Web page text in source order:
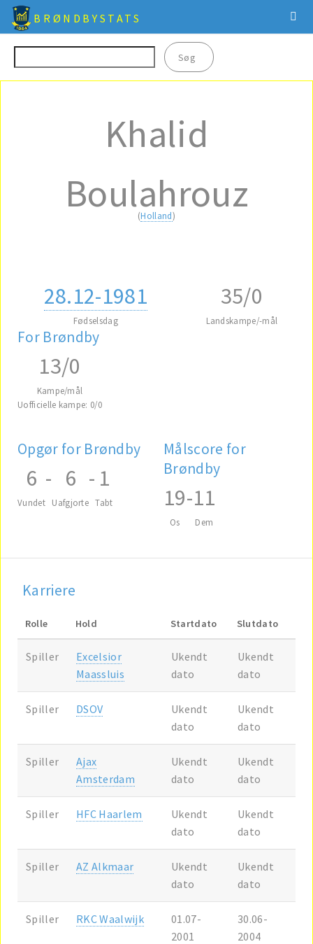
BRØNDBYSTATS
Khalid
Boulahrouz
(Holland)
28.12-1981
Fødselsdag
35/0
Landskampe/-mål
For Brøndby
13/0
Kampe/mål
Uofficielle kampe: 0/0
Opgør for Brøndby
6
Vundet
- 6
Uafgjorte
- 1
Tabt
Målscore for
Brøndby
19
Os
-11
Dem
Karriere
Rolle Hold Startdato Slutdato
Spiller
Excelsior
Maassluis
Ukendt
dato
Ukendt
dato
Spiller DSOV
Ukendt
dato
Ukendt
dato
Spiller
Ajax
Amsterdam
Ukendt
dato
Ukendt
dato
Spiller HFC Haarlem
Ukendt
dato
Ukendt
dato
Spiller AZ Alkmaar
Ukendt
dato
Ukendt
dato
Spiller RKC Waalwijk
01.07-
2001
30.06-
2004